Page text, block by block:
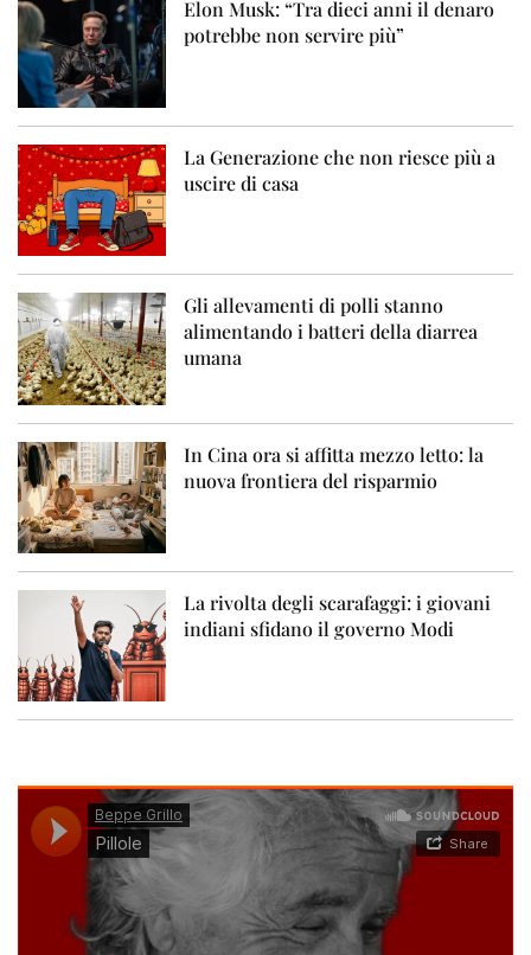
Elon Musk: “Tra dieci anni il denaro
potrebbe non servire più”
La Generazione che non riesce più a
uscire di casa
Gli allevamenti di polli stanno
alimentando i batteri della diarrea
umana
In Cina ora si affitta mezzo letto: la
nuova frontiera del risparmio
La rivolta degli scarafaggi: i giovani
indiani sfidano il governo Modi